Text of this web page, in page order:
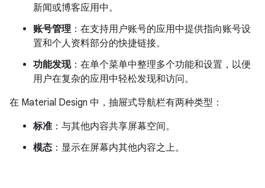
新闻或博客应用中。
账号管理：在支持用户账号的应用中提供指向账号设
置和个人资料部分的快捷链接。
功能发现：在单个菜单中整理多个功能和设置，以便
用户在复杂的应用中轻松发现和访问。
在 Material Design 中，抽屉式导航栏有两种类型：
标准 ：与其他内容共享屏幕空间。
模态 ：显示在屏幕内其他内容之上。